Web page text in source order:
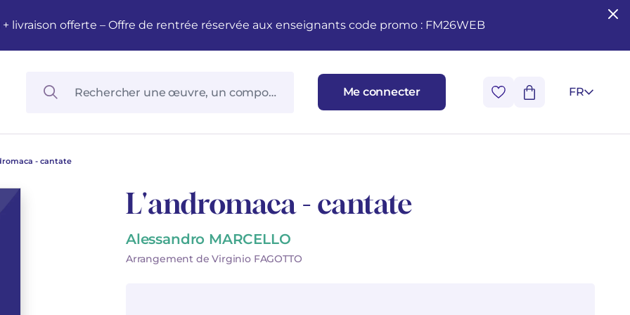
livraison offerte – Offre de rentrée réservée aux enseignants code promo : FM26WEB
Me connecter FR
- cantate
L'andromaca - cantate
Alessandro MARCELLO
Arrangement de Virginio FAGOTTO